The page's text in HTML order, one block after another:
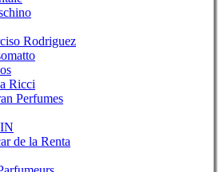
Rodriguez
Ricci
Perfumes
de la Renta